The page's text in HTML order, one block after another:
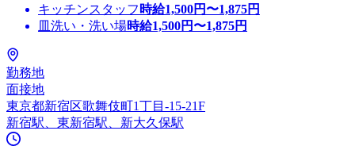
キッチンスタッフ 時給1,500円〜1,875円
皿洗い・洗い場時給1,500円〜1,875円
勤務地
面接地
東京都新宿区歌舞伎町1丁目-15-21F
新宿駅、東新宿駅、新大久保駅